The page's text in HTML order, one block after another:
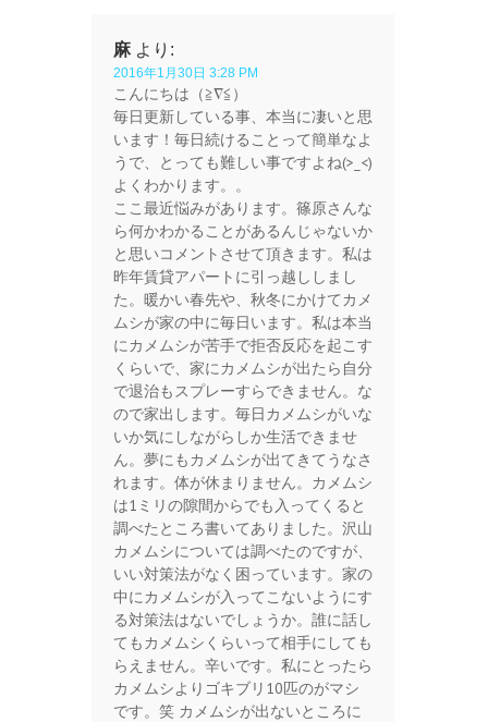
麻 より:
2016年1月30日 3:28 PM
こんにちは（≧∇≦）
毎日更新している事、本当に凄いと思
います！毎日続けることって簡単なよ
うで、とっても難しい事ですよね(>_<)
よくわかります。。
ここ最近悩みがあります。篠原さんな
ら何かわかることがあるんじゃないか
と思いコメントさせて頂きます。私は
昨年賃貸アパートに引っ越ししまし
た。暖かい春先や、秋冬にかけてカメ
ムシが家の中に毎日います。私は本当
にカメムシが苦手で拒否反応を起こす
くらいで、家にカメムシが出たら自分
で退治もスプレーすらできません。な
ので家出します。毎日カメムシがいな
いか気にしながらしか生活できませ
ん。夢にもカメムシが出てきてうなさ
れます。体が休まりません。カメムシ
は1ミリの隙間からでも入ってくると
調べたところ書いてありました。沢山
カメムシについては調べたのですが、
いい対策法がなく困っています。家の
中にカメムシが入ってこないようにす
る対策法はないでしょうか。誰に話し
てもカメムシくらいって相手にしても
らえません。辛いです。私にとったら
カメムシよりゴキブリ10匹のがマシ
です。笑 カメムシが出ないところに